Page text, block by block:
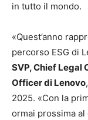
in tutto il mondo.
«Quest’anno
percorso ESG di
SVP, Chief Legal
Officer di Lenovo
2025. «Con la
ormai prossima